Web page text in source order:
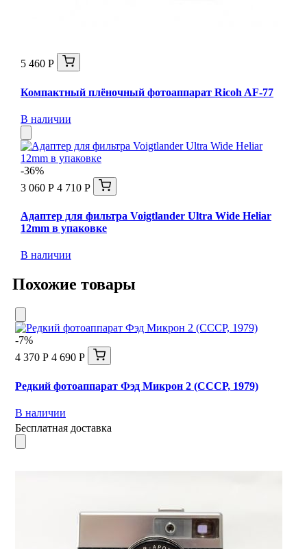
5 460 Р
Компактный плёночный фотоаппарат Ricoh AF-77
В наличии
-36%
3 060 Р 4 710 Р
Адаптер для фильтра Voigtlander Ultra Wide Heliar
12mm в упаковке
В наличии
Похожие товары
-7%
4 370 Р 4 690 Р
Редкий фотоаппарат Фэд Микрон 2 (СССР, 1979)
В наличии
Бесплатная доставка